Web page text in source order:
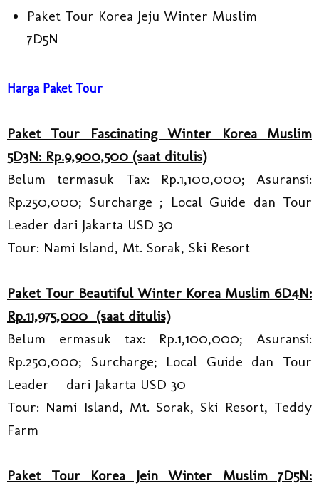
Paket Tour Korea Jeju Winter Muslim
7D5N
Harga Paket Tour
Paket Tour Fascinating Winter Korea Muslim
5D3N: Rp.9,900,500 (saat ditulis)
Belum termasuk Tax: Rp.1,100,000; Asuransi:
Rp.250,000; Surcharge ; Local Guide dan Tour
Leader dari Jakarta USD 30
Tour: Nami Island, Mt. Sorak, Ski Resort
Paket Tour Beautiful Winter Korea Muslim 6D4N:
Rp.11,975,000 (saat ditulis)
Belum ermasuk tax: Rp.1,100,000; Asuransi:
Rp.250,000; Surcharge; Local Guide dan Tour
Leader dari Jakarta USD 30
Tour: Nami Island, Mt. Sorak, Ski Resort, Teddy
Farm
Paket Tour Korea Jein Winter Muslim 7D5N: